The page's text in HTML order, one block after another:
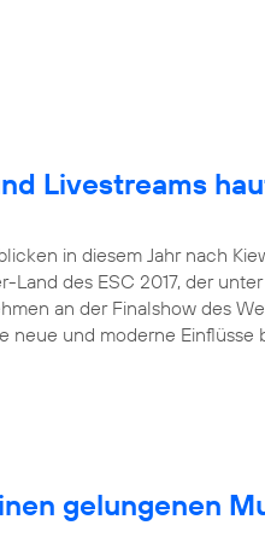
Livestreams
in diesem Jahr nach
Land des ESC 2017, der
an der Finalshow des
neue und moderne Einflüsse
gelungenen